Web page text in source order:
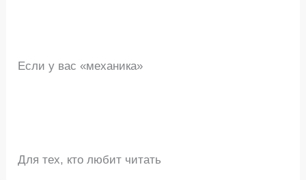
Если у вас «механика»
Для тех, кто любит читать